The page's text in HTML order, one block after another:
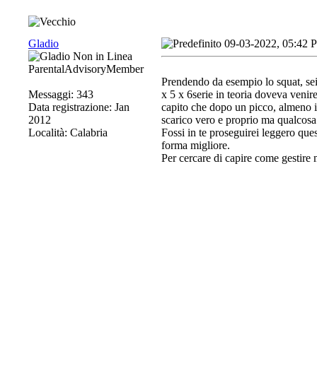
Gladio
ParentalAdvisoryMember
Messaggi: 343
Data registrazione: Jan
2012
Località: Calabria
09-03-2022, 05:42
Prendendo da esempio lo squat,
x 5 x 6serie in teoria doveva
capito che dopo un picco, almeno
scarico vero e proprio ma
Fossi in te proseguirei leggero
forma migliore.
Per cercare di capire come